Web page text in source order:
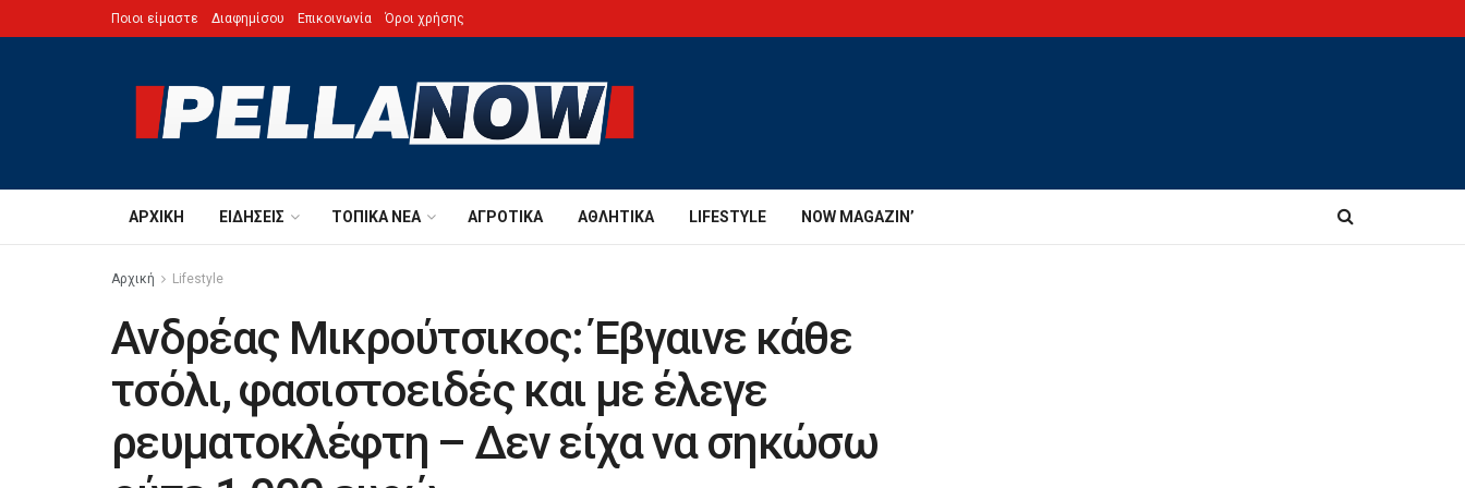
Ποιοι είμαστε Διαφημίσου Επικοινωνία Όροι χρήσης
ΑΡΧΙΚΉ ΕΙΔΉΣΕΙΣ ΤΟΠΙΚΆ ΝΈΑ ΑΓΡΟΤΙΚΆ ΑΘΛΗΤΙΚΆ LIFESTYLE NOW MAGAZIN’
Αρχική Lifestyle
Ανδρέας Μικρούτσικος: Έβγαινε κάθε
τσόλι, φασιστοειδές και με έλεγε
ρευματοκλέφτη – Δεν είχα να σηκώσω